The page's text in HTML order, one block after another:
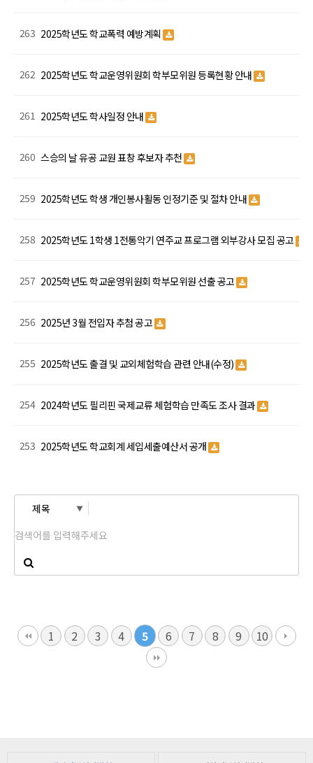
263 2025학년도 학교폭력 예방계획
262 2025학년도 학교운영위원회 학부모위원 등록현황 안내
261 2025학년도 학사일정 안내
260 스승의 날 유공 교원 표창 후보자 추천
259 2025학년도 학생 개인봉사활동 인정기준 및 절차 안내
258 2025학년도 1학생 1전통악기 연주교 프로그램 외부강사 모집 공고
257 2025학년도 학교운영위원회 학부모위원 선출 공고
256 2025년 3월 전입자 추첨 공고
255 2025학년도 출결 및 교외체험학습 관련 안내(수정)
254 2024학년도 필리핀 국제교류 체험학습 만족도 조사 결과
253 2025학년도 학교회계 세입세출예산서 공개
1 2 3 4 5 6 7 8 9 10